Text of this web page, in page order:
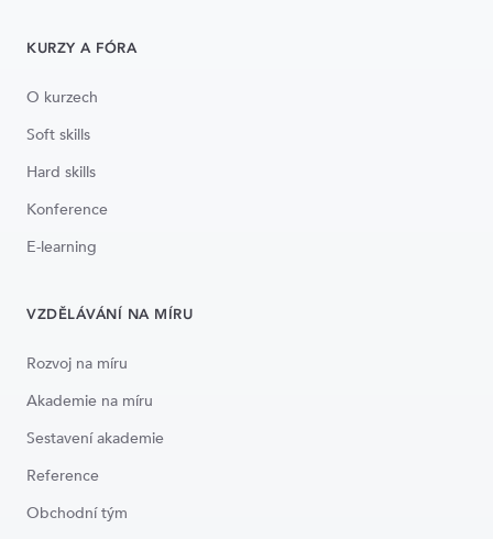
KURZY A FÓRA
O kurzech
Soft skills
Hard skills
Konference
E-learning
VZDĚLÁVÁNÍ NA MÍRU
Rozvoj na míru
Akademie na míru
Sestavení akademie
Reference
Obchodní tým